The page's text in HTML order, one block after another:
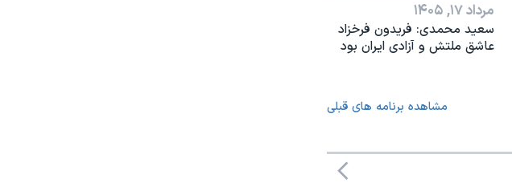
مرداد ۱۷, ۱۴۰۵
سعید محمدی: فریدون فرخزاد
عاشق ملتش و آزادی ایران بود
مشاهده برنامه های قبلی